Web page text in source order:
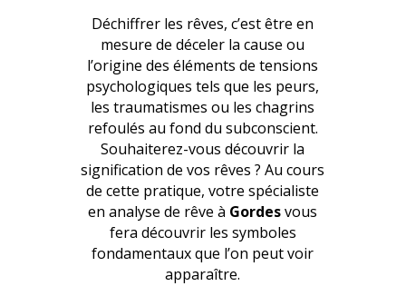
Déchiffrer les rêves, c’est être en
mesure de déceler la cause ou
l’origine des éléments de tensions
psychologiques tels que les peurs,
les traumatismes ou les chagrins
refoulés au fond du subconscient.
Souhaiterez-vous découvrir la
signification de vos rêves ? Au cours
de cette pratique, votre spécialiste
en analyse de rêve à Gordesvous
fera découvrir les symboles
fondamentaux que l’on peut voir
apparaître.